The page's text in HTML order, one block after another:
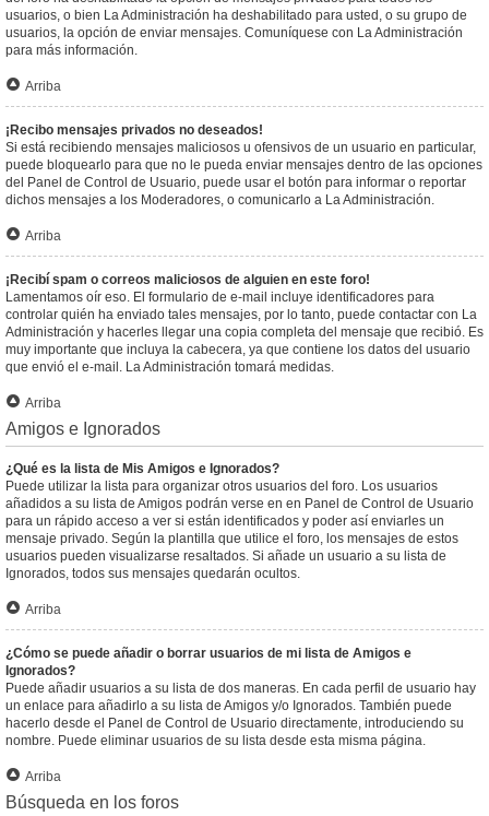
usuarios, o bien La Administración ha deshabilitado para usted, o su grupo de
usuarios, la opción de enviar mensajes. Comuníquese con La Administración
para más información.
Arriba
¡Recibo mensajes privados no deseados!
Si está recibiendo mensajes maliciosos u ofensivos de un usuario en particular,
puede bloquearlo para que no le pueda enviar mensajes dentro de las opciones
del Panel de Control de Usuario, puede usar el botón para informar o reportar
dichos mensajes a los Moderadores, o comunicarlo a La Administración.
Arriba
¡Recibí spam o correos maliciosos de alguien en este foro!
Lamentamos oír eso. El formulario de e-mail incluye identificadores para
controlar quién ha enviado tales mensajes, por lo tanto, puede contactar con La
Administración y hacerles llegar una copia completa del mensaje que recibió. Es
muy importante que incluya la cabecera, ya que contiene los datos del usuario
que envió el e-mail. La Administración tomará medidas.
Arriba
Amigos e Ignorados
¿Qué es la lista de Mis Amigos e Ignorados?
Puede utilizar la lista para organizar otros usuarios del foro. Los usuarios
añadidos a su lista de Amigos podrán verse en en Panel de Control de Usuario
para un rápido acceso a ver si están identificados y poder así enviarles un
mensaje privado. Según la plantilla que utilice el foro, los mensajes de estos
usuarios pueden visualizarse resaltados. Si añade un usuario a su lista de
Ignorados, todos sus mensajes quedarán ocultos.
Arriba
¿Cómo se puede añadir o borrar usuarios de mi lista de Amigos e
Ignorados?
Puede añadir usuarios a su lista de dos maneras. En cada perfil de usuario hay
un enlace para añadirlo a su lista de Amigos y/o Ignorados. También puede
hacerlo desde el Panel de Control de Usuario directamente, introduciendo su
nombre. Puede eliminar usuarios de su lista desde esta misma página.
Arriba
Búsqueda en los foros